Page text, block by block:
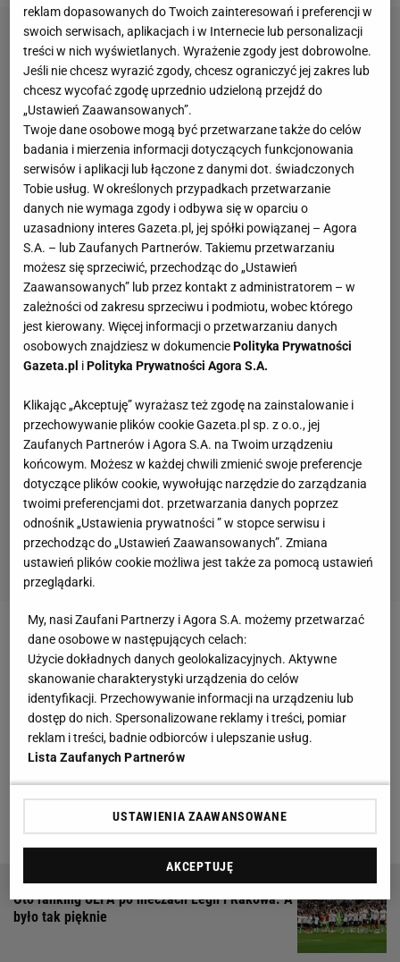
Zobacz wideo
Zwycięstwo z klubem z Birmingham sprawiło, że
warszawiacy zdobyli swoje pierwsze punkty w
tegorocznych rozgrywkach LKE. Po pierwszej
punktami na koncie. Tylko bośniacki Zrinjski Mostar
wyprzedza piłkarzy Runjaicia.
Oto ranking UEFA po meczach Legii i Rakowa. A
było tak pięknie
reklam dopasowanych do Twoich zainteresowań i preferencji w
swoich serwisach, aplikacjach i w Internecie lub personalizacji
treści w nich wyświetlanych. Wyrażenie zgody jest dobrowolne.
Jeśli nie chcesz wyrazić zgody, chcesz ograniczyć jej zakres lub
chcesz wycofać zgodę uprzednio udzieloną przejdź do
„Ustawień Zaawansowanych”.
Twoje dane osobowe mogą być przetwarzane także do celów
badania i mierzenia informacji dotyczących funkcjonowania
serwisów i aplikacji lub łączone z danymi dot. świadczonych
Tobie usług. W określonych przypadkach przetwarzanie
danych nie wymaga zgody i odbywa się w oparciu o
uzasadniony interes Gazeta.pl, jej spółki powiązanej – Agora
S.A. – lub Zaufanych Partnerów. Takiemu przetwarzaniu
możesz się sprzeciwić, przechodząc do „Ustawień
Zaawansowanych” lub przez kontakt z administratorem – w
zależności od zakresu sprzeciwu i podmiotu, wobec którego
jest kierowany. Więcej informacji o przetwarzaniu danych
osobowych znajdziesz w dokumenciePolityka Prywatności
Gazeta.pl iPolityka Prywatności Agora S.A.
Klikając „Akceptuję” wyrażasz też zgodę na zainstalowanie i
przechowywanie plików cookie Gazeta.pl sp. z o.o., jej
Zaufanych Partnerów i Agora S.A. na Twoim urządzeniu
końcowym. Możesz w każdej chwili zmienić swoje preferencje
dotyczące plików cookie, wywołując narzędzie do zarządzania
twoimi preferencjami dot. przetwarzania danych poprzez
odnośnik „Ustawienia prywatności ” w stopce serwisu i
przechodząc do „Ustawień Zaawansowanych”. Zmiana
ustawień plików cookie możliwa jest także za pomocą ustawień
przeglądarki.
My, nasi Zaufani Partnerzy i Agora S.A. możemy przetwarzać
dane osobowe w następujących celach:
Użycie dokładnych danych geolokalizacyjnych. Aktywne
skanowanie charakterystyki urządzenia do celów
identyfikacji. Przechowywanie informacji na urządzeniu lub
dostęp do nich. Spersonalizowane reklamy i treści, pomiar
reklam i treści, badnie odbiorców i ulepszanie usług.
Lista Zaufanych Partnerów
USTAWIENIA ZAAWANSOWANE
AKCEPTUJĘ